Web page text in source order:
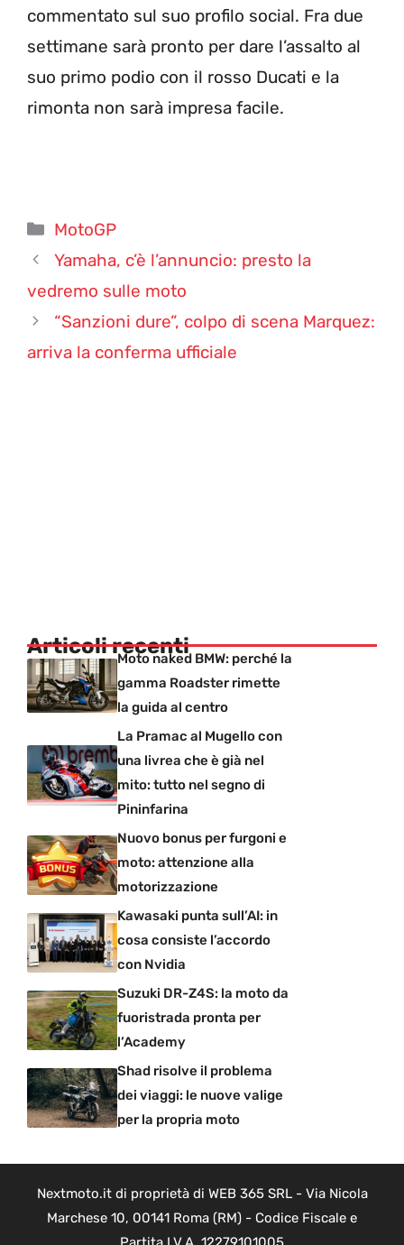
commentato sul suo profilo social. Fra due
settimane sarà pronto per dare l’assalto al
suo primo podio con il rosso Ducati e la
rimonta non sarà impresa facile.
Categorie
MotoGP
Yamaha, c’è l’annuncio: presto la
vedremo sulle moto
“Sanzioni dure”, colpo di scena Marquez:
arriva la conferma ufficiale
Articoli recentiMoto naked BMW: perché la
gamma Roadster rimette
la guida al centro
La Pramac al Mugello con
una livrea che è già nel
mito: tutto nel segno di
Pininfarina
Nuovo bonus per furgoni e
moto: attenzione alla
motorizzazione
Kawasaki punta sull’AI: in
cosa consiste l’accordo
con Nvidia
Suzuki DR-Z4S: la moto da
fuoristrada pronta per
l’Academy
Shad risolve il problema
dei viaggi: le nuove valige
per la propria moto
Nextmoto.it di proprietà di WEB 365 SRL - Via Nicola
Marchese 10, 00141 Roma (RM) - Codice Fiscale e